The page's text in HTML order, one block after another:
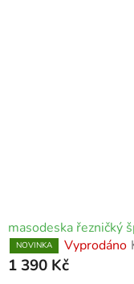
masodeska řezničký
NOVINKA Vyprodáno
1 390 Kč